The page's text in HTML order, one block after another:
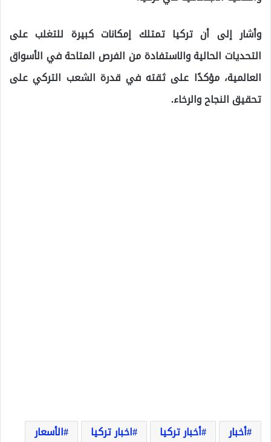
وأشار إلى أن تركيا تمتلك إمكانات كبيرة للتغلب على
التحديات الحالية والاستفادة من الفرص المتاحة في الأسواق
العالمية، مؤكدًا على ثقته في قدرة الشعب التركي على
تحقيق النجاح والرخاء.
أخبار أخبار تركيا اخبار تركيا
الأسعار